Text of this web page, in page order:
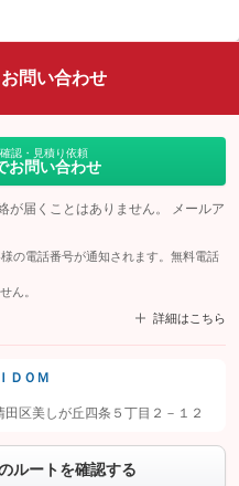
問い合わせ
認・見積り依頼
お問い合わせ
が届くことはありません。 メールア
の電話番号が通知されます。無料電話
ん。
詳細はこちら
追加してから「許可する」ボタンを押
して問い合わせを
ＤＯＭ
区美しが丘四条５丁目２－１２
ルートを確認する